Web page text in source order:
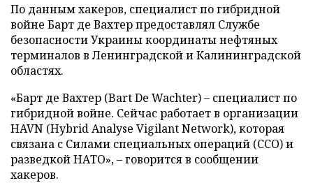
По данным хакеров, специалист по гибридной
войне Барт де Вахтер предоставлял Службе
безопасности Украины координаты нефтяных
терминалов в Ленинградской и Калининградской
областях.
«Барт де Вахтер (Bart De Wachter) – специалист по
гибридной войне. Сейчас работает в организации
HAVN (Hybrid Analyse Vigilant Network), которая
связана с Силами специальных операций (ССО) и
разведкой НАТО», – говорится в сообщении
хакеров.